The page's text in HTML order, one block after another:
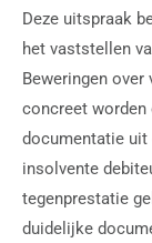
Deze uitspraak
het vaststellen
Beweringen over
concreet worden
documentatie uit
insolvente
tegenprestatie
duidelijke